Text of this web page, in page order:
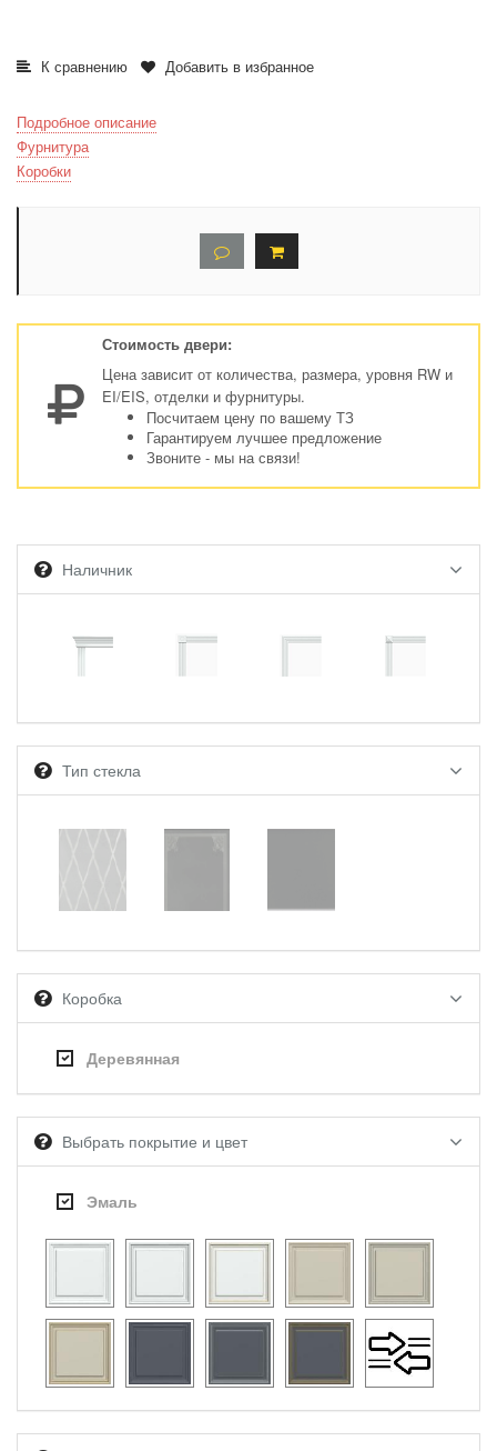
К сравнению Добавить в избранное
Подробное описание
Фурнитура
Коробки
Стоимость двери:
Цена зависит от количества, размера, уровня RW и
EI/EIS, отделки и фурнитуры.
Посчитаем цену по вашему ТЗ
Гарантируем лучшее предложение
Звоните - мы на связи!
Наличник
Тип стекла
Коробка
Деревянная
Выбрать покрытие и цвет
Эмаль